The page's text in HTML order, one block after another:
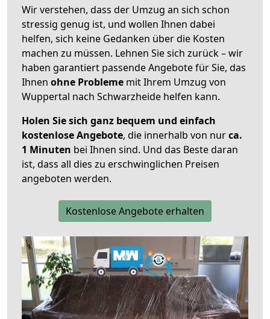
Wir verstehen, dass der Umzug an sich schon
stressig genug ist, und wollen Ihnen dabei
helfen, sich keine Gedanken über die Kosten
machen zu müssen. Lehnen Sie sich zurück – wir
haben garantiert passende Angebote für Sie, das
Ihnen ohne Probleme mit Ihrem Umzug von
Wuppertal nach Schwarzheide helfen kann.
Holen Sie sich ganz bequem und einfach
kostenlose Angebote, die innerhalb von nurca.
1 Minuten bei Ihnen sind. Und das Beste daran
ist, dass all dies zu erschwinglichen Preisen
angeboten werden.
Kostenlose Angebote erhalten